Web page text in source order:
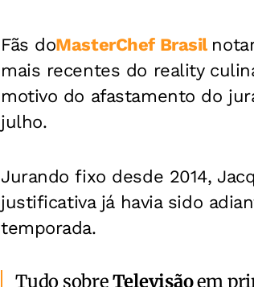
Fãs doMasterChef Brasil
mais recentes do reality
motivo do afastamento do
julho.
Jurando fixo desde 2014,
justificativa já havia sido
temporada.
Tudo sobreTelevisãoem